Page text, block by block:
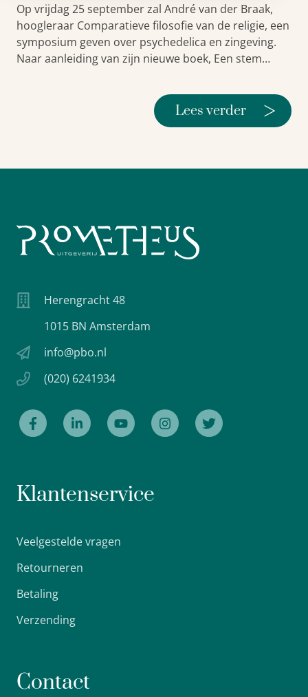
Op vrijdag 25 september zal André van der Braak,
hoogleraar Comparatieve filosofie van de religie, een
symposium geven over psychedelica en zingeving.
Naar aanleiding van zijn nieuwe boek, Een stem…
Lees verder >
Herengracht 48
1015 BN Amsterdam
info@pbo.nl
(020) 6241934
Klantenservice
Veelgestelde vragen
Retourneren
Betaling
Verzending
Contact